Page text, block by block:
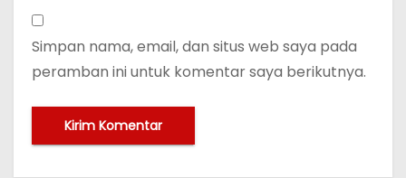
Simpan nama, email, dan situs web saya pada
peramban ini untuk komentar saya berikutnya.